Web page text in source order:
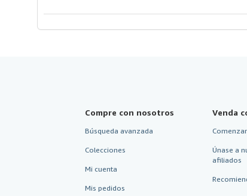
Compre con nosotros
Búsqueda avanzada
Colecciones
Mi cuenta
Mis pedidos
Venda
Únase a
afiliados